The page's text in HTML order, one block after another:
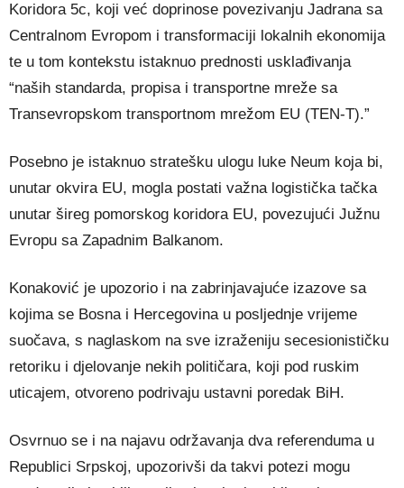
Koridora 5c, koji već doprinose povezivanju Jadrana sa
Centralnom Evropom i transformaciji lokalnih ekonomija
te u tom kontekstu istaknuo prednosti usklađivanja
“naših standarda, propisa i transportne mreže sa
Transevropskom transportnom mrežom EU (TEN-T).”
Posebno je istaknuo stratešku ulogu luke Neum koja bi,
unutar okvira EU, mogla postati važna logistička tačka
unutar šireg pomorskog koridora EU, povezujući Južnu
Evropu sa Zapadnim Balkanom.
Konaković je upozorio i na zabrinjavajuće izazove sa
kojima se Bosna i Hercegovina u posljednje vrijeme
suočava, s naglaskom na sve izraženiju secesionističku
retoriku i djelovanje nekih političara, koji pod ruskim
uticajem, otvoreno podrivaju ustavni poredak BiH.
Osvrnuo se i na najavu održavanja dva referenduma u
Republici Srpskoj, upozorivši da takvi potezi mogu